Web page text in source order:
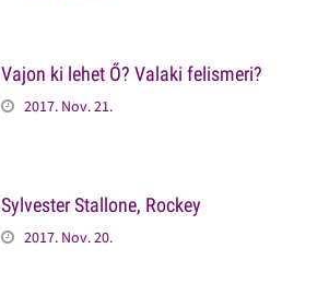
Vajon ki lehet Ő? Valaki felismeri?
2017. Nov. 21.
Sylvester Stallone, Rockey
2017. Nov. 20.